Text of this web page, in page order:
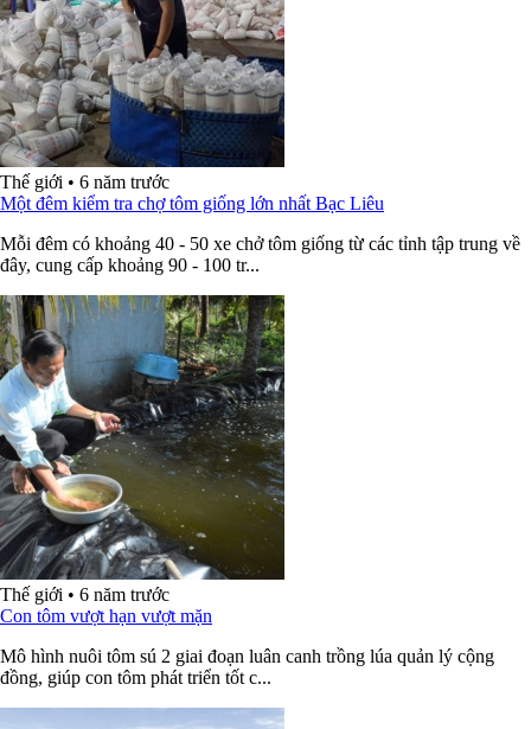
Thế giới • 6 năm trước
Một đêm kiểm tra chợ tôm giống lớn nhất Bạc Liêu
Mỗi đêm có khoảng 40 - 50 xe chở tôm giống từ các tỉnh tập trung về
đây, cung cấp khoảng 90 - 100 tr...
Thế giới • 6 năm trước
Con tôm vượt hạn vượt mặn
Mô hình nuôi tôm sú 2 giai đoạn luân canh trồng lúa quản lý cộng
đồng, giúp con tôm phát triển tốt c...